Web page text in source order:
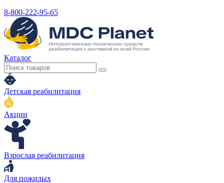
8-800-222-95-65
Каталог
Детская реабилитация
Акции
Взрослая реабилитация
Для пожилых